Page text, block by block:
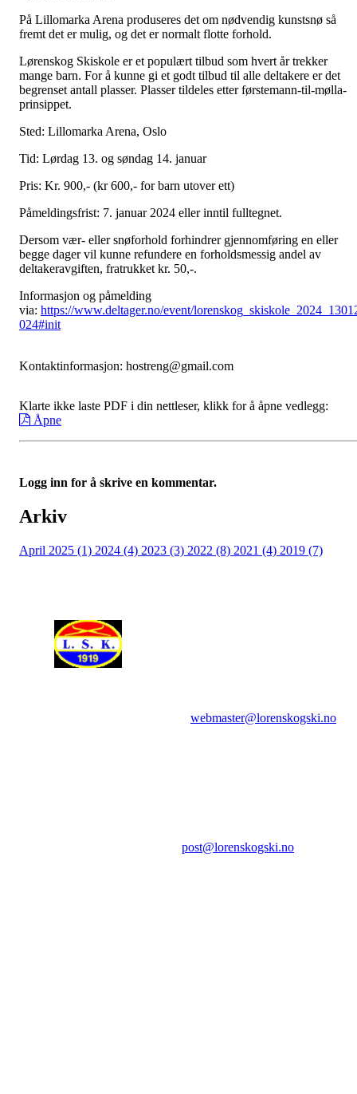
På Lillomarka Arena produseres det om nødvendig kunstsnø så
fremt det er mulig, og det er normalt flotte forhold.
Lørenskog Skiskole er et populært tilbud som hvert år trekker
mange barn. For å kunne gi et godt tilbud til alle deltakere er det
begrenset antall plasser. Plasser tildeles etter førstemann-til-mølla-
prinsippet.
Sted: Lillomarka Arena, Oslo
Tid: Lørdag 13. og søndag 14. januar
Pris: Kr. 900,- (kr 600,- for barn utover ett)
Påmeldingsfrist: 7. januar 2024 eller inntil fulltegnet.
Dersom vær- eller snøforhold forhindrer gjennomføring en eller
begge dager vil kunne refundere en forholdsmessig andel av
deltakeravgiften, fratrukket kr. 50,-.
Informasjon og påmelding
via: https://www.deltager.no/event/
024#init
Kontaktinformasjon: hostreng@gmail.com
Klarte ikke laste PDF i din nettleser, klikk for å åpne vedlegg:
Åpne
Logg inn for å skrive en kommentar.
Arkiv
April 2025 (1) 2024 (4) 2023 (3) 2022 (8) 2021 (4) 2019 (7)
webmaster@lorenskogski.no
post@lorenskogski.no